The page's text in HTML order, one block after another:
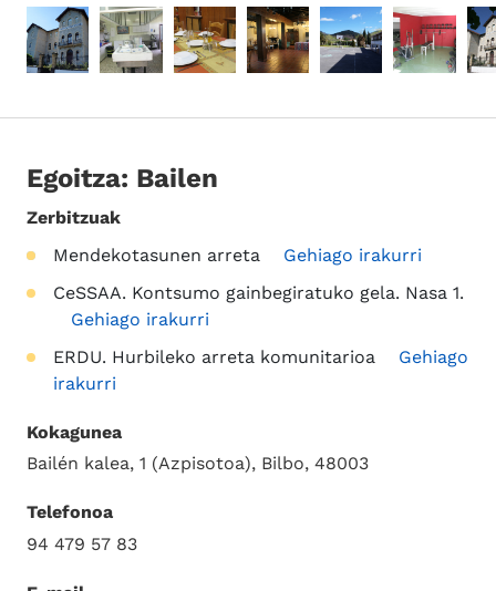
Egoitza: Bailen
Zerbitzuak
Mendekotasunen arreta
Gehiago irakurri
CeSSAA. Kontsumo gainbegiratuko gela. Nasa 1.
Gehiago irakurri
ERDU. Hurbileko arreta komunitarioa
Gehiago
irakurri
Kokagunea
Bailén kalea, 1 (Azpisotoa), Bilbo, 48003
Telefonoa
94 479 57 83